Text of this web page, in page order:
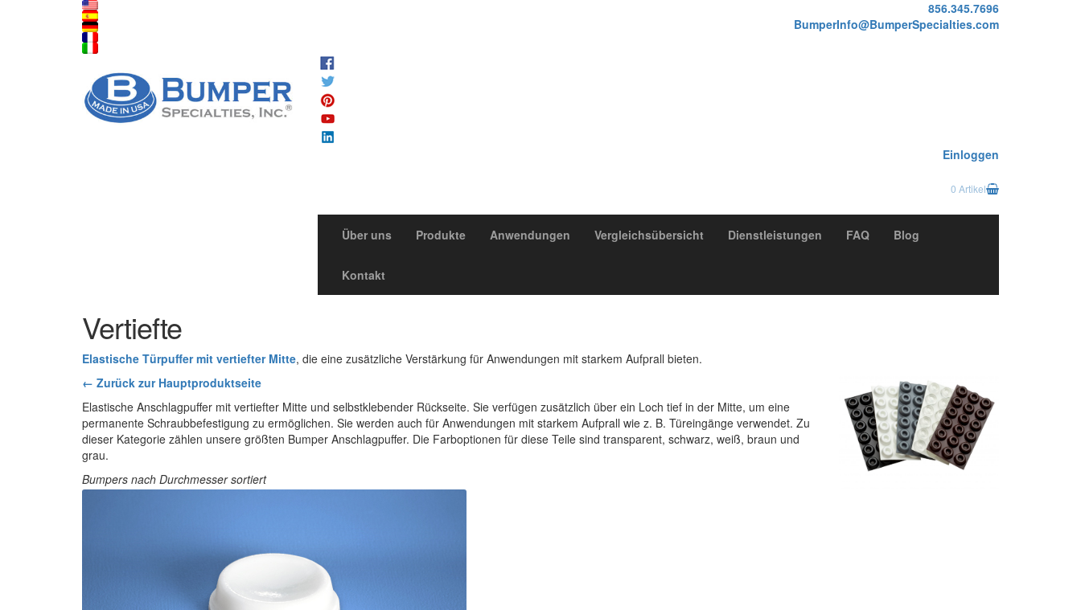
856.345.7696
BumperInfo@BumperSpecialties.com
Einloggen
0 Artikel
Über uns Produkte Anwendungen Vergleichsübersicht Dienstleistungen FAQ Blog
Kontakt
Vertiefte
Elastische Türpuffer mit vertiefter Mitte, die eine zusätzliche Verstärkung für Anwendungen mit starkem Aufprall bieten.
← Zurück zur Hauptproduktseite
Elastische Anschlagpuffer mit vertiefter Mitte und selbstklebender Rückseite. Sie verfügen zusätzlich über ein Loch tief in der Mitte, um eine
permanente Schraubbefestigung zu ermöglichen. Sie werden auch für Anwendungen mit starkem Aufprall wie z. B. Türeingänge verwendet. Zu
dieser Kategorie zählen unsere größten Bumper Anschlagpuffer. Die Farboptionen für diese Teile sind transparent, schwarz, weiß, braun und
grau.
Bumpers nach Durchmesser sortiert